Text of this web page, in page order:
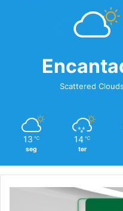
Scattered Clouds
13 ℃
seg
14 ℃
ter